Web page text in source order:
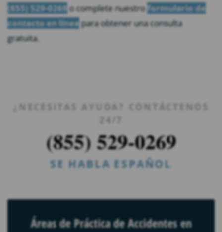
(855) 529-0269o complete nuestro formulario de
contacto en líneapara obtener una consulta
gratuita.
¿NECESITAS AYUDA? CONTÁCTENOS
24/7
(855) 529-0269
SE HABLA ESPAÑOL
Áreas de Práctica de Accidentes en